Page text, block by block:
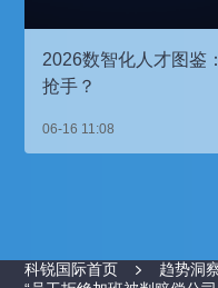
2026数智化人才图鉴
抢手？
06-16 11:08
科锐国际首页 趋势洞